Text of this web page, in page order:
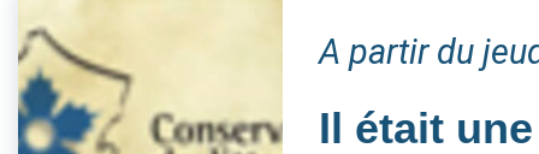
A partir du
Il était